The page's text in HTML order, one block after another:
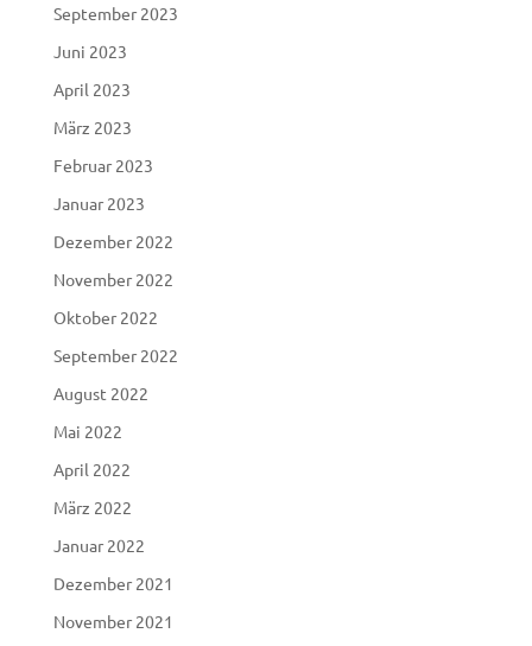
September 2023
Juni 2023
April 2023
März 2023
Februar 2023
Januar 2023
Dezember 2022
November 2022
Oktober 2022
September 2022
August 2022
Mai 2022
April 2022
März 2022
Januar 2022
Dezember 2021
November 2021